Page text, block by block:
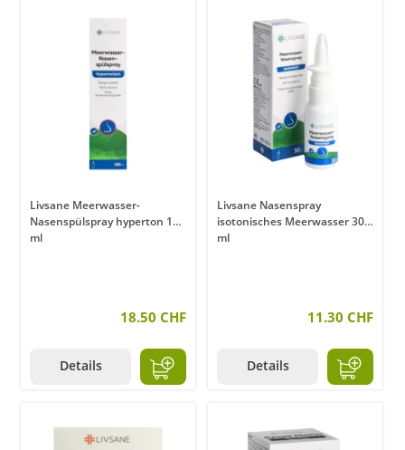
Livsane Meerwasser-
Nasenspülspray hyperton 120
ml
18.50 CHF
Details
Livsane Nasenspray
isotonisches Meerwasser 30
ml
11.30 CHF
Details